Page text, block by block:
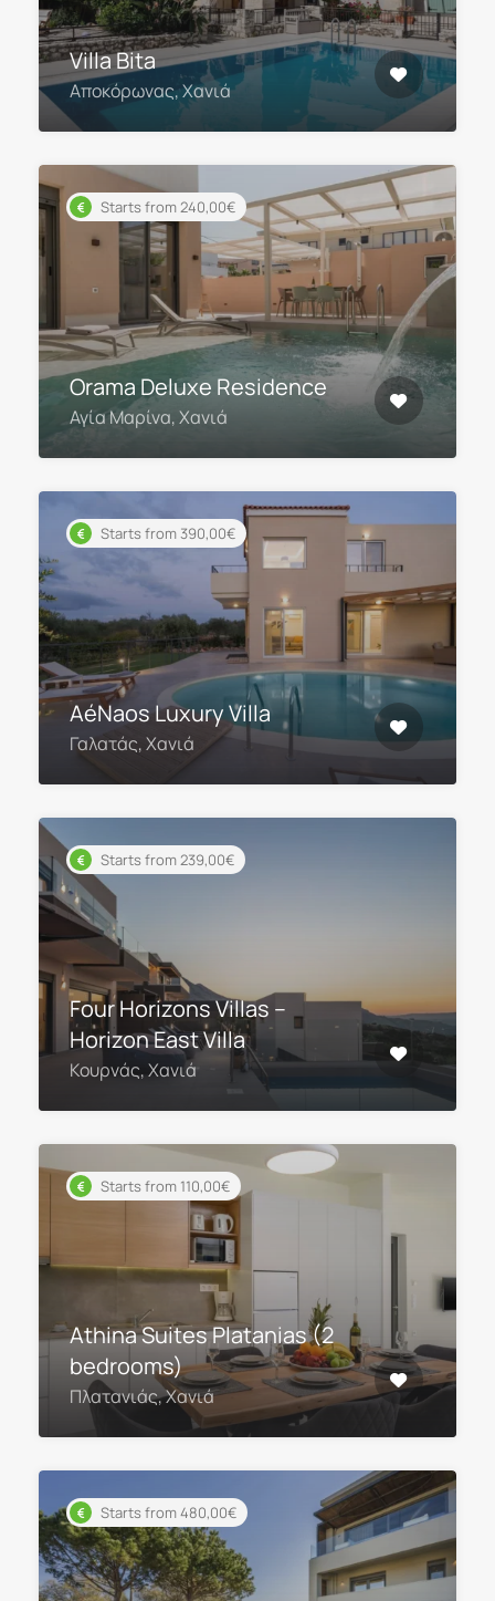
Villa Bita
Αποκόρωνας, Χανιά
Starts from 240,00€
Orama Deluxe Residence
Αγία Μαρίνα, Χανιά
Starts from 390,00€
AéNaos Luxury Villa
Γαλατάς, Χανιά
Starts from 239,00€
Four Horizons Villas –
Horizon East Villa
Κουρνάς, Χανιά
Starts from 110,00€
Athina Suites Platanias (2
bedrooms)
Πλατανιάς, Χανιά
Starts from 480,00€